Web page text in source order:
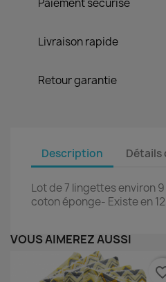
Paiement sécurisé
Livraison rapide
Retour garantie
Description
Lot de 7 lingettesenviron
coton éponge- Existe en
VOUS AIMEREZ AUSSI